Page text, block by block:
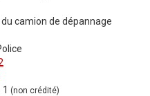
camion de dépannage
(non crédité)